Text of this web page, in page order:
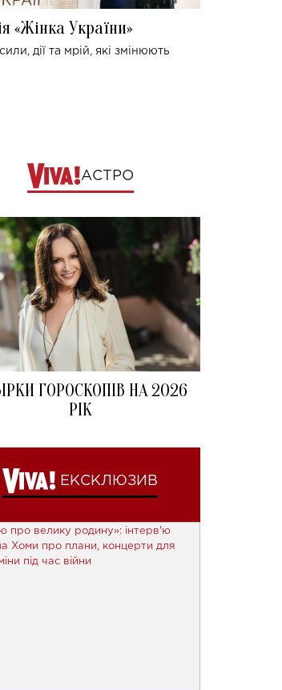
«Жінка України»
сили, дії та мрій, які змінюють
АСТРО
ГОРОСКОПІВ НА 2026
РІК
ЕКСКЛЮЗИВ